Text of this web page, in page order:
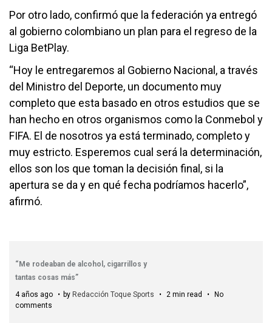
Por otro lado, confirmó que la federación ya entregó
al gobierno colombiano un plan para el regreso de la
Liga BetPlay.
“Hoy le entregaremos al Gobierno Nacional, a través
del Ministro del Deporte, un documento muy
completo que esta basado en otros estudios que se
han hecho en otros organismos como la Conmebol y
FIFA. El de nosotros ya está terminado, completo y
muy estricto. Esperemos cual será la determinación,
ellos son los que toman la decisión final, si la
apertura se da y en qué fecha podríamos hacerlo”,
afirmó.
“Me rodeaban de alcohol, cigarrillos y
tantas cosas más”
4 años ago
by Redacción Toque Sports 2 min read
No
comments